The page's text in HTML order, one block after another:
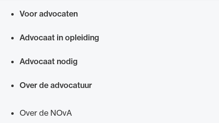
Voor advocaten
Advocaat in opleiding
Advocaat nodig
Over de advocatuur
Over de NOvA